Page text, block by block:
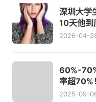
深圳大学
10天他到
2026-04-
60%-
率超70%！
2025-09-